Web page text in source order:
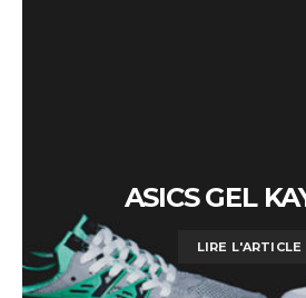
ASICS GEL
LIRE L'ARTICLE